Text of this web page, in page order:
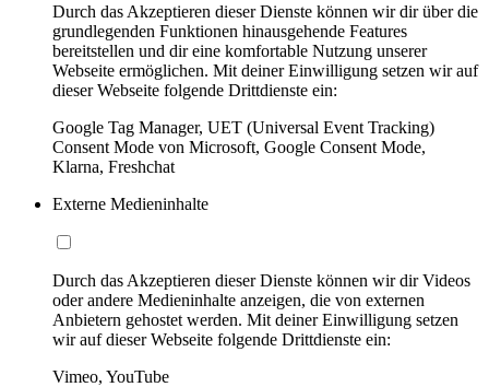
Durch das Akzeptieren dieser Dienste können wir dir über die
grundlegenden Funktionen hinausgehende Features
bereitstellen und dir eine komfortable Nutzung unserer
Webseite ermöglichen. Mit deiner Einwilligung setzen wir auf
dieser Webseite folgende Drittdienste ein:
Google Tag Manager, UET (Universal Event Tracking)
Consent Mode von Microsoft, Google Consent Mode,
Klarna, Freshchat
Externe Medieninhalte
Durch das Akzeptieren dieser Dienste können wir dir Videos
oder andere Medieninhalte anzeigen, die von externen
Anbietern gehostet werden. Mit deiner Einwilligung setzen
wir auf dieser Webseite folgende Drittdienste ein:
Vimeo, YouTube